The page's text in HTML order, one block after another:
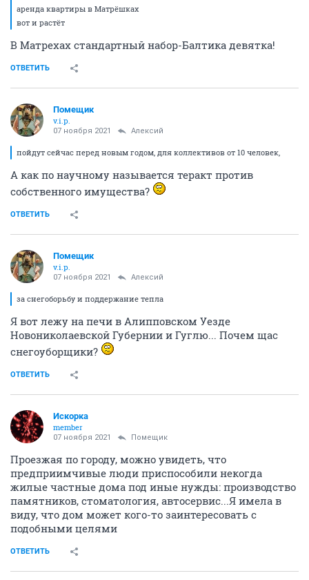
аренда квартиры в Матрёшках
вот и растёт
В Матрехах стандартный набор-Балтика девятка!
ОТВЕТИТЬ
Помещик
v.i.p.
07 ноября 2021 Алексий
пойдут сейчас перед новым годом, для коллективов от 10 человек,
А как по научному называется теракт против
собственного имущества?
ОТВЕТИТЬ
Помещик
v.i.p.
07 ноября 2021 Алексий
за снегоборьбу и поддержание тепла
Я вот лежу на печи в Алипповском Уезде
Новониколаевской Губернии и Гуглю... Почем щас
снегоуборщики?
ОТВЕТИТЬ
Искорка
member
07 ноября 2021 Помещик
Проезжая по городу, можно увидеть, что
предприимчивые люди приспособили некогда
жилые частные дома под иные нужды: производство
памятников, стоматология, автосервис...Я имела в
виду, что дом может кого-то заинтересовать с
подобными целями
ОТВЕТИТЬ